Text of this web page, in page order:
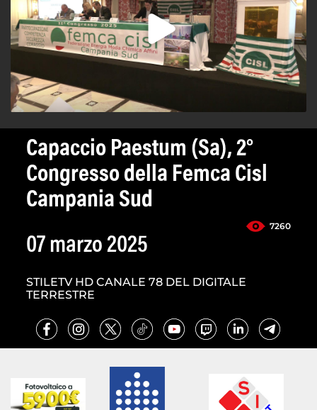
Capaccio Paestum (Sa), 2°
Congresso della Femca Cisl
Campania Sud
7260
07 marzo 2025
STILETV HD CANALE 78 DEL DIGITALE
TERRESTRE